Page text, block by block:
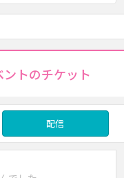
トのチケット
配信